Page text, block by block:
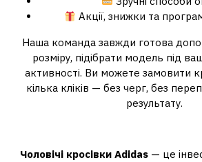
Акції, знижки та
Наша команда завжди готова
розміру, підібрати модель під
активності. Ви можете замовити
кілька кліків — без черг, без
результату.
Чоловічі кросівки Adidas — це